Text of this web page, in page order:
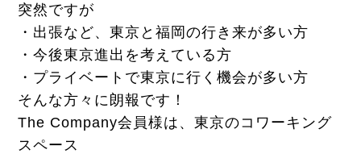
突然ですが
・出張など、東京と福岡の行き来が多い方
・今後東京進出を考えている方
・プライベートで東京に行く機会が多い方
そんな方々に朗報です！
The Company会員様は、東京のコワーキング
スペース